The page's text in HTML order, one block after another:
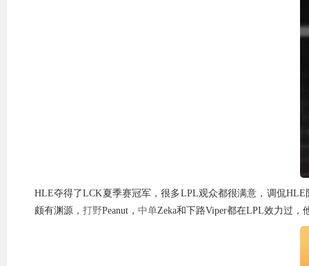
HLE夺得了LCK夏季赛冠军，很多LPL观众都很满意，调侃
颇有渊源， 打野Peanut， 中单Zeka和下路Viper都在LPL效力过，